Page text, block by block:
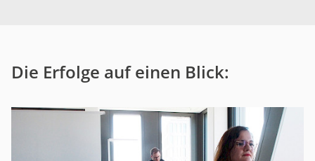
Die Erfolge auf einen Blick: